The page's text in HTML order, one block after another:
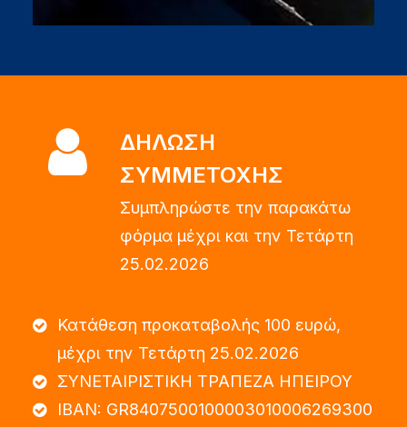
ΔΗΛΩΣΗ
ΣΥΜΜΕΤΟΧΗΣ
Συμπληρώστε την παρακάτω
φόρμα μέχρι και την Τετάρτη
25.02.2026
Κατάθεση προκαταβολής 100 ευρώ,
μέχρι την Τετάρτη 25.02.2026
ΣΥΝΕΤΑΙΡΙΣΤΙΚΗ ΤΡΑΠΕΖΑ ΗΠΕΙΡΟΥ
IBAN: GR8407500100003010006269300